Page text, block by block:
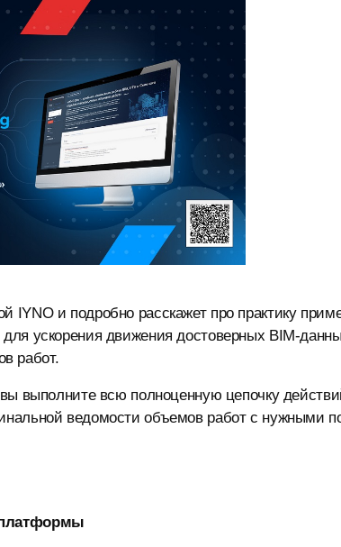
IYNO и подробно расскажет про практику
ускорения движения достоверных BIM-
работ.
выполните всю полноценную цепочку
ведомости объемов работ с нужными